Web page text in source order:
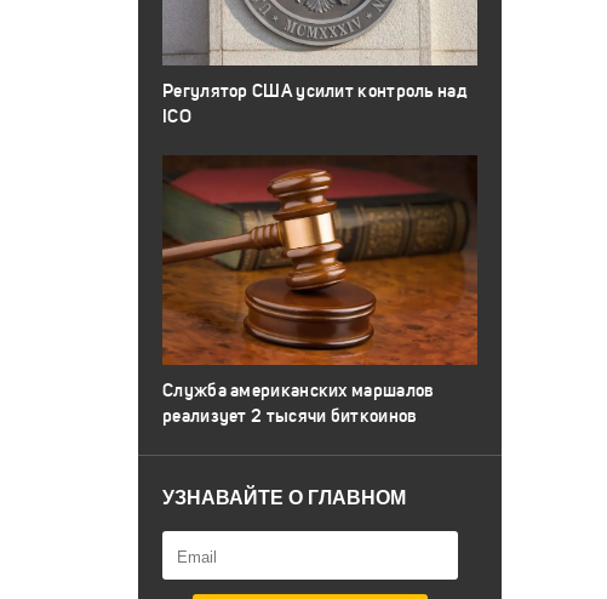
Регулятор США усилит контроль над
ICO
Служба американских маршалов
реализует 2 тысячи биткоинов
УЗНАВАЙТЕ О ГЛАВНОМ